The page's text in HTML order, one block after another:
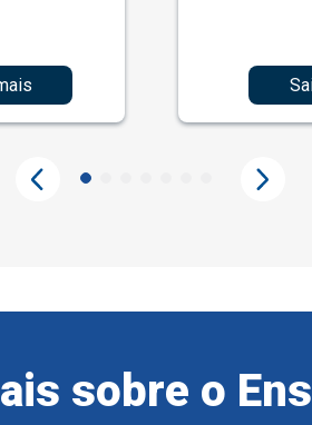
sobre o